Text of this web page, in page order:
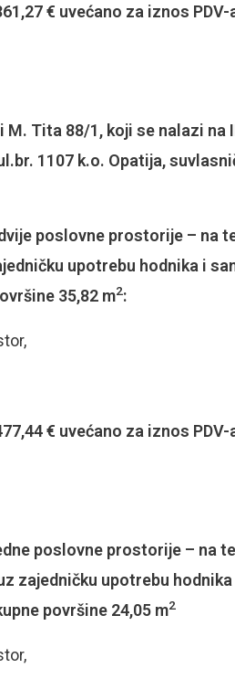
€ uvećano za iznos PDV-
Tita 88/1, koji se nalazi na
1107 k.o. Opatija,
poslovne prostorije – na
upotrebu hodnika i
35,82 m2:
€ uvećano za iznos PDV-
poslovne prostorije – na
zajedničku upotrebu
površine 24,05 m2